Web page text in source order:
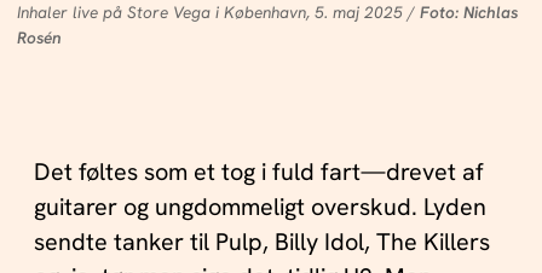
Inhaler live på Store Vega i København, 5. maj 2025 / Foto: Nichlas
Rosén
Det føltes som et tog i fuld fart—drevet af
guitarer og ungdommeligt overskud. Lyden
sendte tanker til Pulp, Billy Idol, The Killers